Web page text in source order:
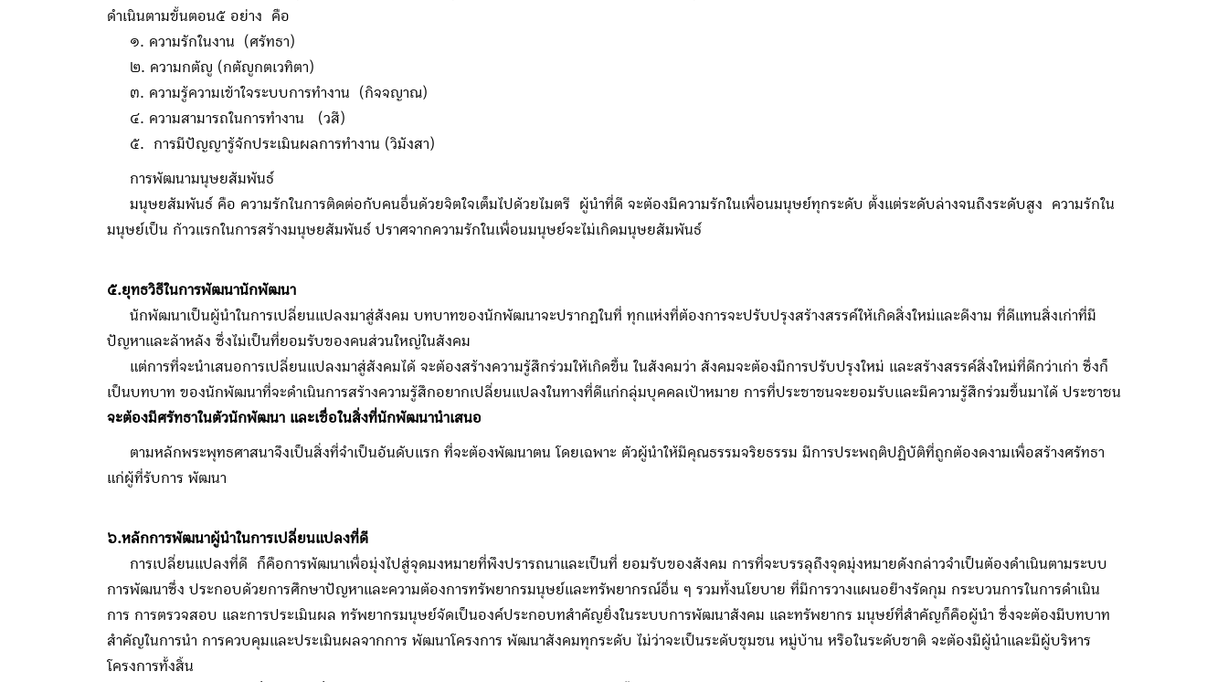
ดำเนินตามขั้นตอน๕ อย่าง คือ
๑. ความรักในงาน (ศรัทธา)
๒. ความกตัญู (กตัญูกตเวทิตา)
๓. ความรู้ความเข้าใจระบบการทำงาน (กิจจญาณ)
๔. ความสามารถในการทำงาน (วสี)
๕. การมีปัญญารู้จักประเมินผลการทำงาน (วิมังสา)
การพัฒนามนุษยสัมพันธ์
มนุษยสัมพันธ์ คือ ความรักในการติดต่อกับคนอื่นด้วยจิตใจเต็มไปด้วยไมตรี ผู้นำที่ดี จะต้องมีความรักในเพื่อนมนุษย์ทุกระดับ ตั้งแต่ระดับล่างจนถึงระดับสูง ความรักใน
มนุษย์เป็น ก้าวแรกในการสร้างมนุษยสัมพันธ์ ปราศจากความรักในเพื่อนมนุษย์จะไม่เกิดมนุษยสัมพันธ์
๕.ยุทธวิธีในการพัฒนานักพัฒนา
นักพัฒนาเป็นผู้นำในการเปลี่ยนแปลงมาสู่สังคม บทบาทของนักพัฒนาจะปรากฏในที่ ทุกแห่งที่ต้องการจะปรับปรุงสร้างสรรค์ให้เกิดสิ่งใหม่และดีงาม ที่ดีแทนสิ่งเก่าที่มี
ปัญหาและล้าหลัง ซึ่งไม่เป็นที่ยอมรับของคนส่วนใหญ่ในสังคม
แต่การที่จะนำเสนอการเปลี่ยนแปลงมาสู่สังคมได้ จะต้องสร้างความรู้สึกร่วมให้เกิดขึ้น ในสังคมว่า สังคมจะต้องมีการปรับปรุงใหม่ และสร้างสรรค์สิ่งใหม่ที่ดีกว่าเก่า ซึ่งก็
เป็นบทบาท ของนักพัฒนาที่จะดำเนินการสร้างความรู้สึกอยากเปลี่ยนแปลงในทางที่ดีแก่กลุ่มบุคคลเป้าหมาย การที่ประชาชนจะยอมรับและมีความรู้สึกร่วมขึ้นมาได้ ประชาชน
จะต้องมีศรัทธาในตัวนักพัฒนา และเชื่อในสิ่งที่นักพัฒนานำเสนอ
ตามหลักพระพุทธศาสนาจึงเป็นสิ่งที่จำเป็นอันดับแรก ที่จะต้องพัฒนาตน โดยเฉพาะ ตัวผู้นำให้มีคุณธรรมจริยธรรม มีการประพฤติปฏิบัติที่ถูกต้องดงามเพื่อสร้างศรัทธา
แก่ผู้ที่รับการ พัฒนา
๖.หลักการพัฒนาผู้นำในการเปลี่ยนแปลงที่ดี
การเปลี่ยนแปลงที่ดี ก็คือการพัฒนาเพื่อมุ่งไปสู่จุดมงหมายที่พึงปรารถนาและเป็นที่ ยอมรับของสังคม การที่จะบรรลุถึงจุดมุ่งหมายดังกล่าวจำเป็นต้องดำเนินตามระบบ
การพัฒนาซึ่ง ประกอบด้วยการศึกษาปัญหาและความต้องการทรัพยากรมนุษย์และทรัพยากรณ์อื่น ๆ รวมทั้งนโยบาย ที่มีการวางแผนอยีางรัดกุม กระบวนการในการดำเนิน
การ การตรวจสอบ และการประเมินผล ทรัพยากรมนุษย์จัดเป็นองค์ประกอบทสำคัญยิ่งในระบบการพัฒนาสังคม และทรัพยากร มนุษย์ที่สำคัญก็คือผู้นำ ซึ่งจะต้องมีบทบาท
สำคัญในการนำ การควบคุมและประเมินผลจากการ พัฒนาโครงการ พัฒนาสังคมทุกระดับ ไม่ว่าจะเป็นระด้บชุมชน หมู่บ้าน หรือในระดับชาติ จะต้องมีผู้นำและมีผู้บริหาร
โครงการทั้งสิ้น